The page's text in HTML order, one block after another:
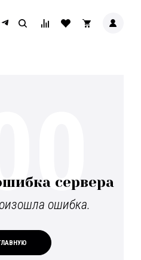
сервера
ошибка.